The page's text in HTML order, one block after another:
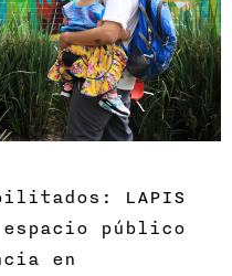
LAPIS
espacio público
en